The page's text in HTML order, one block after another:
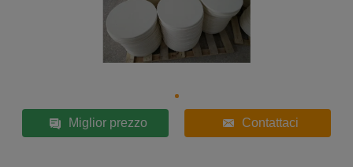
Miglior prezzo Contattaci